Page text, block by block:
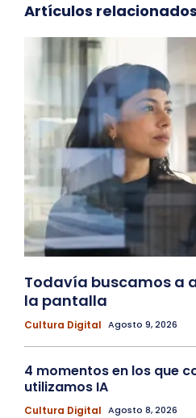
Artículos relacionados
Todavía buscamos a
la pantalla
Cultura Digital Agosto 9, 2026
4 momentos en los que
utilizamos IA
Cultura Digital Agosto 8, 2026